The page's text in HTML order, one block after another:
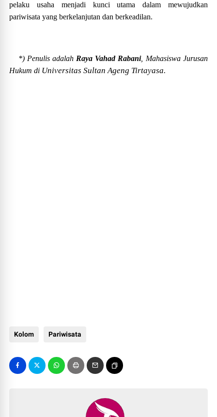
pelaku usaha menjadi kunci utama dalam mewujudkan
pariwisata yang berkelanjutan dan berkeadilan.
*) Penulis adalah Raya Vahad Rabani, Mahasiswa Jurusan
Hukum di Universitas Sultan Ageng Tirtayasa.
Kolom Pariwisata